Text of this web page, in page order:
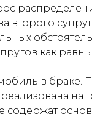
второго
как
в браке.
на
содержат